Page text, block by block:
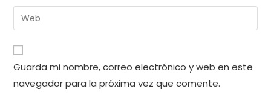
de
usuario
para
comentar
dirección
de
electrónico
para
comentar
Introduce
la
URL
de
tu
web
Guarda mi nombre, correo electrónico y web en este
navegador para la próxima vez que comente.